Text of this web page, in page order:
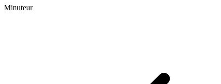
Minuteur